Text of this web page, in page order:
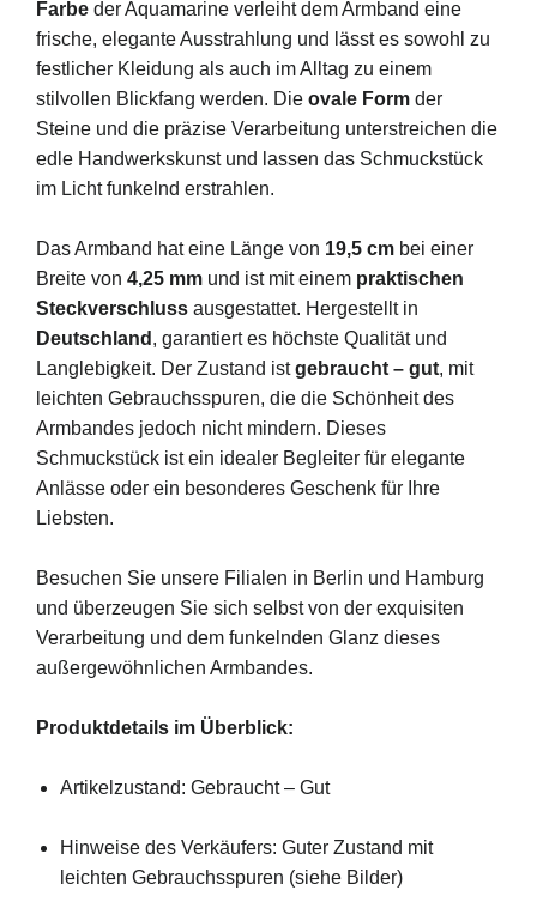
Farbe der Aquamarine verleiht dem Armband eine
frische, elegante Ausstrahlung und lässt es sowohl zu
festlicher Kleidung als auch im Alltag zu einem
stilvollen Blickfang werden. Die ovale Form der
Steine und die präzise Verarbeitung unterstreichen die
edle Handwerkskunst und lassen das Schmuckstück
im Licht funkelnd erstrahlen.
Das Armband hat eine Länge von 19,5 cm bei einer
Breite von 4,25 mm und ist mit einem praktischen
Steckverschluss ausgestattet. Hergestellt in
Deutschland , garantiert es höchste Qualität und
Langlebigkeit. Der Zustand istgebraucht – gut, mit
leichten Gebrauchsspuren, die die Schönheit des
Armbandes jedoch nicht mindern. Dieses
Schmuckstück ist ein idealer Begleiter für elegante
Anlässe oder ein besonderes Geschenk für Ihre
Liebsten.
Besuchen Sie unsere Filialen in Berlin und Hamburg
und überzeugen Sie sich selbst von der exquisiten
Verarbeitung und dem funkelnden Glanz dieses
außergewöhnlichen Armbandes.
Produktdetails im Überblick:
Artikelzustand: Gebraucht – Gut
Hinweise des Verkäufers: Guter Zustand mit
leichten Gebrauchsspuren (siehe Bilder)